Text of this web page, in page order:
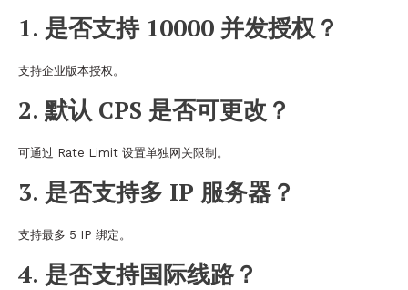
1. 是否支持 10000 并发授权？
支持企业版本授权。
2. 默认 CPS 是否可更改？
可通过 Rate Limit 设置单独网关限制。
3. 是否支持多 IP 服务器？
支持最多 5 IP 绑定。
4. 是否支持国际线路？